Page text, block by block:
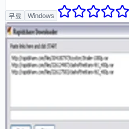
무료 Windows